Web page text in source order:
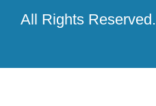
All Rights Reserved.